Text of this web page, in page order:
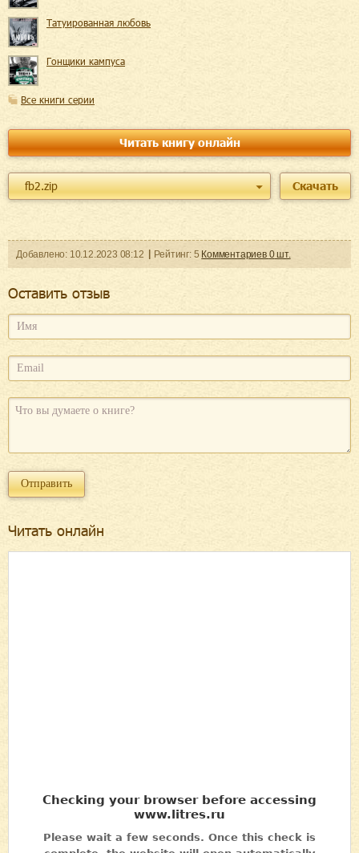
Татуированная любовь
Гонщики кампуса
Все книги серии
Читать книгу онлайн
fb2.zip Скачать
Добавленo: 10.12.2023 08:12 Рейтинг: 5 Комментариев 0шт.
Оcтавить отзыв
Читать онлайн